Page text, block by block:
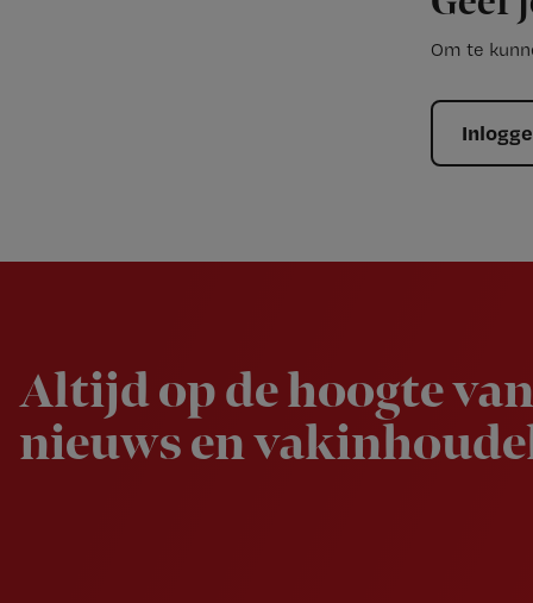
Om te
Altijd op de hoogte
nieuws en